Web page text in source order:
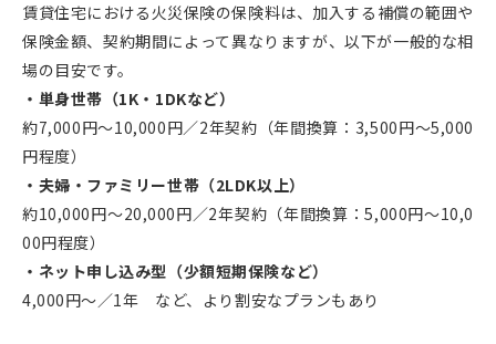
賃貸住宅における火災保険の保険料は、加入する補償の範囲や
保険金額、契約期間によって異なりますが、以下が一般的な相
場の目安です。
・単身世帯（1K・1DKなど）
約7,000円〜10,000円／2年契約（年間換算：3,500円〜5,000
円程度）
・夫婦・ファミリー世帯（2LDK以上）
約10,000円〜20,000円／2年契約（年間換算：5,000円〜10,0
00円程度）
・ネット申し込み型（少額短期保険など）
4,000円〜／1年 など、より割安なプランもあり